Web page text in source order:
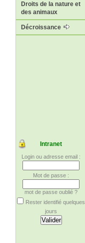
Droits de la nature et
des animaux
Décroissance
Intranet
Login ou adresse email :
Mot de passe :
mot de passe oublié ?
Rester identifié quelques
jours